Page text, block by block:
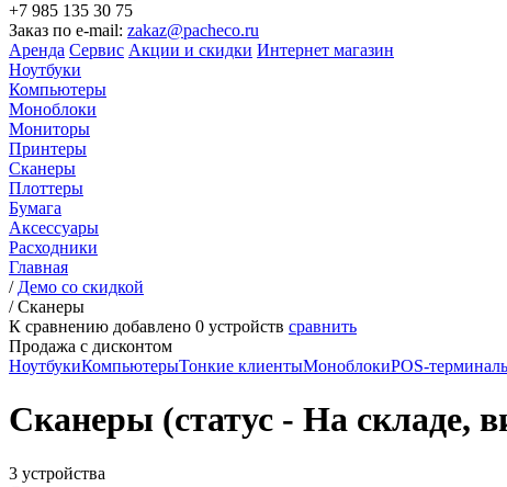
+7 985 135 30 75
Заказ по e-mail: zakaz@pacheco.ru
Аренда Сервис Акции и скидки Интернет магазин
Ноутбуки
Компьютеры
Моноблоки
Мониторы
Принтеры
Сканеры
Плоттеры
Бумага
Аксессуары
Расходники
Главная
/ Демо со скидкой
/Сканеры
К сравнению добавлено 0 устройств сравнить
Продажа с дисконтом
НоутбукиКомпьютерыТонкие клиентыМоноблокиPOS-
Сканеры (статус - На складе,
3 устройства